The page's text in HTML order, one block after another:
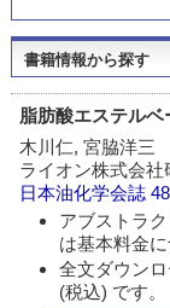
書籍情報から探す
脂肪酸エステルベ
木川仁, 宮脇洋三
ライオン株式会
日本油化学会誌
アブストラ
は基本料金に
全文ダウン
(税込) です。